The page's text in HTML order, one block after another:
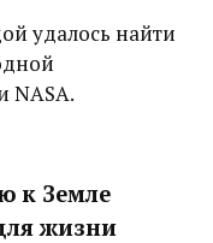
удалось найти
NASA.
к Земле
жизни